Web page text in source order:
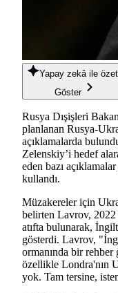
Yapay zekâ ile
Göster
Rusya Dışişleri
planlanan Rusya-
açıklamalarda
Zelenskiy’i hedef
eden bazı
kullandı.
Müzakereler için
belirten Lavrov, 2022
atıfta bulunarak,
gösterdi. Lavrov,
ormanında bir
özellikle Londra'nın
yok. Tam tersine,